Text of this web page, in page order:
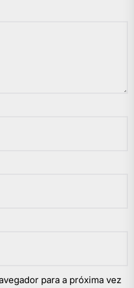
para a próxima vez